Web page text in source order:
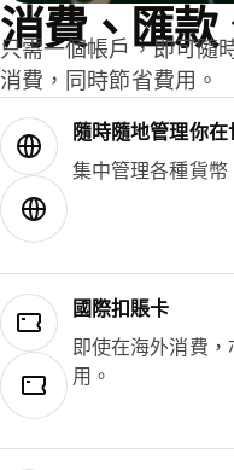
消費、匯款
只需一個帳戶，即可隨
消費，同時節省費用。
隨時隨地管理你在
集中管理各種貨幣
國際扣賬卡
即使在海外消費
用。